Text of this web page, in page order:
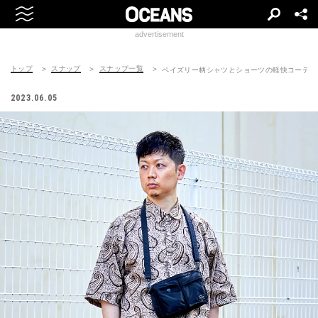
advertisement
トップ スナップ スナップ一覧 ペイズリー柄シャツとショーツの軽快コーデ
2023.06.05